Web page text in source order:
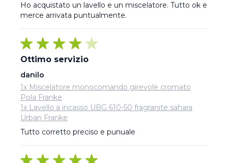
Ho acquistato un lavello e un miscelatore. Tutto ok e
merce arrivata puntualmente.
Ottimo servizio
danilo
1x Miscelatore monocomando girevole cromato
Pola Franke
1x Lavello a incasso UBG 610-50 fragranite sahara
Urban Franke
Tutto corretto preciso e punuale